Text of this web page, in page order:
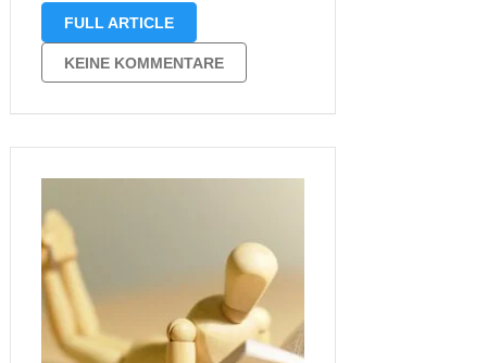
Rezension auftauchte, möchte ich
lassen. Meiner Meinung nach ist das
Thema Moral kein Produkt unserer
Zeit. Es ist …
FULL ARTICLE
KEINE KOMMENTARE